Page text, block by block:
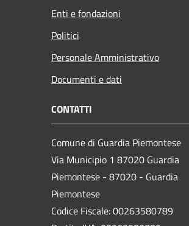
Enti e fondazioni
Politici
Personale Amministrativo
Documenti e dati
CONTATTI
Comune di Guardia Piemontese
Via Municipio 1 87020 Guardia
Piemontese - 87020 - Guardia
Piemontese
Codice Fiscale: 00263580789